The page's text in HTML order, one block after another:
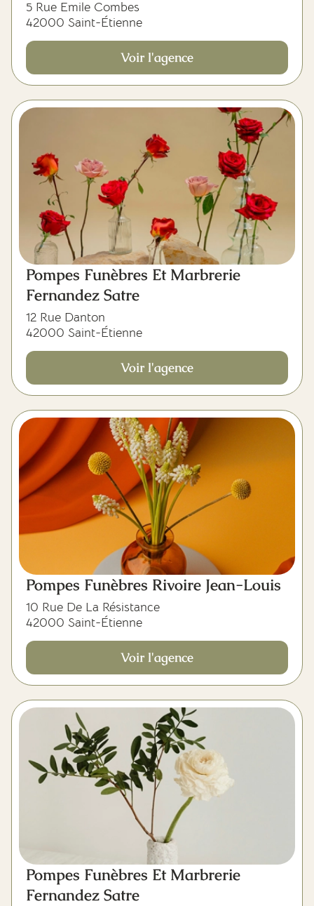
5 Rue Emile Combes
42000 Saint-Étienne
Voir l'agence
Pompes Funèbres Et Marbrerie
Fernandez Satre
12 Rue Danton
42000 Saint-Étienne
Voir l'agence
Pompes Funèbres Rivoire Jean-Louis
10 Rue De La Résistance
42000 Saint-Étienne
Voir l'agence
Pompes Funèbres Et Marbrerie
Fernandez Satre